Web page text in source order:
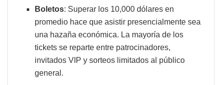
Boletos: Superar los 10,000 dólares en
promedio hace que asistir presencialmente sea
una hazaña económica. La mayoría de los
tickets se reparte entre patrocinadores,
invitados VIP y sorteos limitados al público
general.